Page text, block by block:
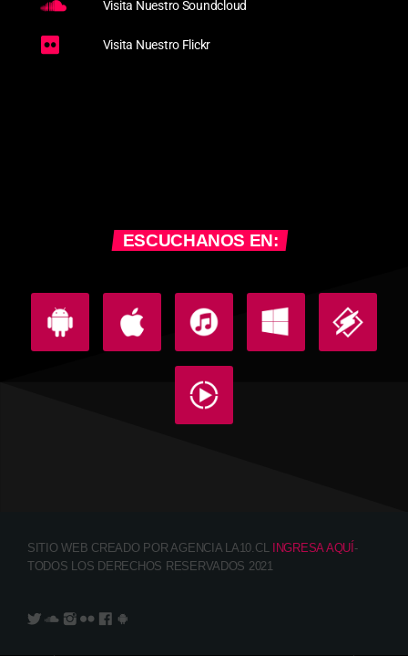
Visita Nuestro Soundcloud
Visita Nuestro Flickr
ESCUCHANOS EN:
SITIO WEB CREADO POR AGENCIA LA10.CL INGRESA AQUÍ-
TODOS LOS DERECHOS RESERVADOS 2021